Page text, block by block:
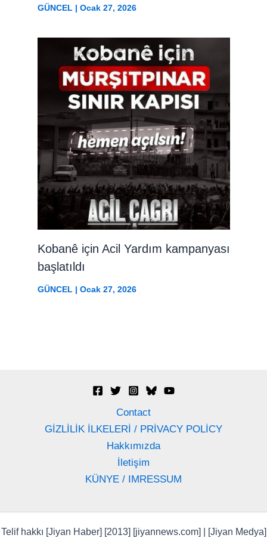
GÜNCEL| Ocak 27, 2026
Kobanê için Acil Yardım kampanyası
başlatıldı
GÜNCEL | Ocak 27, 2026
Contact
GİZLİLİK İLKELERİ / PRİVACY POLİCY
Hakkımızda
İletişim
KÜNYE / IMRESSUM
Telif hakkı [Jiyan Haber] [2013] [jiyannews.com] | [Jiyan Medya]